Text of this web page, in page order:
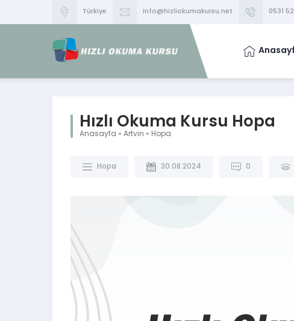
Türkiye info@hizliokumakursu.net 0531
Hızlı Okuma Kursu Hopa
Anasayfa » Artvin » Hopa
Hopa 30.08.2024 0